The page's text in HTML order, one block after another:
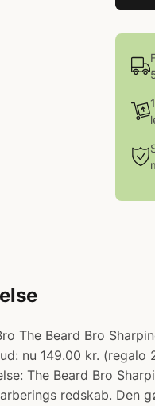
The Beard Bro
nu 149.00 kr. (regalo
The Beard Bro
redskab. Den